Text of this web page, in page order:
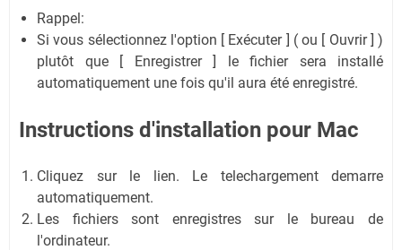
Rappel:
Si vous sélectionnez l'option [ Exécuter ] ( ou [ Ouvrir ] )
plutôt que [ Enregistrer ] le fichier sera installé
automatiquement une fois qu'il aura été enregistré.
Instructions d'installation pour Mac
Cliquez sur le lien. Le telechargement demarre
automatiquement.
Les fichiers sont enregistres sur le bureau de
l'ordinateur.